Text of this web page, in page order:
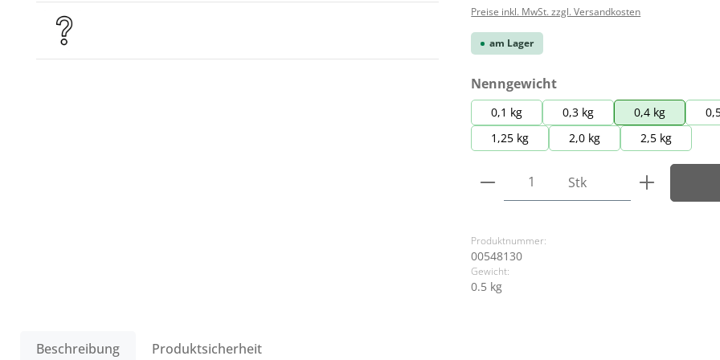
Preise inkl. MwSt. zzgl. Versandkosten
am Lager
Nenngewichtauswählen
0,1 kg 0,3 kg 0,4 kg
1,25 kg
2,0 kg 2,5 kg
Produkt Anzahl: Gib den
Stk
Produktnummer:
00548130
Gewicht:
0.5 kg
Beschreibung Produktsicherheit